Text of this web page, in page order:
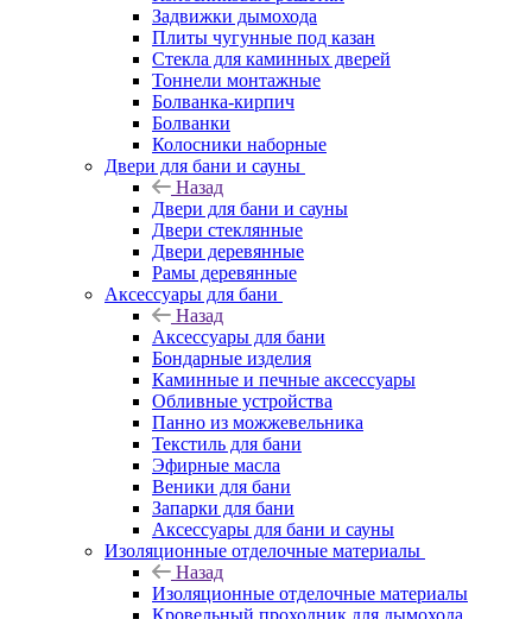
Задвижки дымохода
Плиты чугунные под казан
Стекла для каминных дверей
Тоннели монтажные
Болванка-кирпич
Болванки
Колосники наборные
Двери для бани и сауны
Назад
Двери для бани и сауны
Двери стеклянные
Двери деревянные
Рамы деревянные
Аксессуары для бани
Назад
Аксессуары для бани
Бондарные изделия
Каминные и печные аксессуары
Обливные устройства
Панно из можжевельника
Текстиль для бани
Эфирные масла
Веники для бани
Запарки для бани
Аксессуары для бани и сауны
Изоляционные отделочные материалы
Назад
Изоляционные отделочные материалы
Кровельный проходник для дымохода